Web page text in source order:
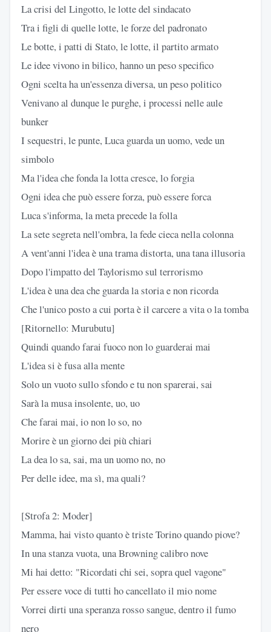
La crisi del Lingotto, le lotte del sindacato
Tra i figli di quelle lotte, le forze del padronato
Le botte, i patti di Stato, le lotte, il partito armato
Le idee vivono in bilico, hanno un peso specifico
Ogni scelta ha un'essenza diversa, un peso politico
Venivano al dunque le purghe, i processi nelle aule
bunker
I sequestri, le punte, Luca guarda un uomo, vede un
simbolo
Ma l'idea che fonda la lotta cresce, lo forgia
Ogni idea che può essere forza, può essere forca
Luca s'informa, la meta precede la folla
La sete segreta nell'ombra, la fede cieca nella colonna
A vent'anni l'idea è una trama distorta, una tana illusoria
Dopo l'impatto del Taylorismo sul terrorismo
L'idea è una dea che guarda la storia e non ricorda
Che l'unico posto a cui porta è il carcere a vita o la tomba
[Ritornello: Murubutu]
Quindi quando farai fuoco non lo guarderai mai
L'idea si è fusa alla mente
Solo un vuoto sullo sfondo e tu non sparerai, sai
Sarà la musa insolente, uo, uo
Che farai mai, io non lo so, no
Morire è un giorno dei più chiari
La dea lo sa, sai, ma un uomo no, no
Per delle idee, ma sì, ma quali?
[Strofa 2: Moder]
Mamma, hai visto quanto è triste Torino quando piove?
In una stanza vuota, una Browning calibro nove
Mi hai detto: "Ricordati chi sei, sopra quel vagone"
Per essere voce di tutti ho cancellato il mio nome
Vorrei dirti una speranza rosso sangue, dentro il fumo
nero